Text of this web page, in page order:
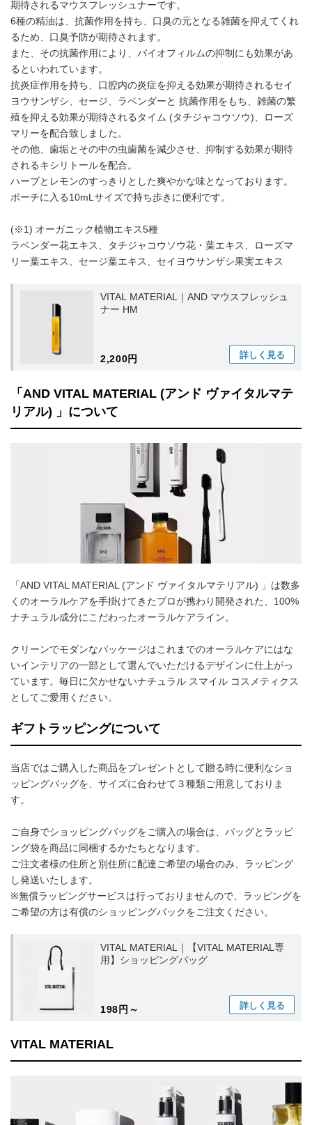
期待されるマウスフレッシュナーです。
6種の精油は、抗菌作用を持ち、口臭の元となる雑菌を抑えてくれ
るため、口臭予防が期待されます。
また、その抗菌作用により、バイオフィルムの抑制にも効果があ
るといわれています。
抗炎症作用を持ち、口腔内の炎症を抑える効果が期待されるセイ
ヨウサンザシ、セージ、ラベンダーと 抗菌作用をもち、雑菌の繁
殖を抑える効果が期待されるタイム (タチジャコウソウ)、ローズ
マリーを配合致しました。
その他、歯垢とその中の虫歯菌を減少させ、抑制する効果が期待
されるキシリトールを配合。
ハーブとレモンのすっきりとした爽やかな味となっております。
ポーチに入る10mLサイズで持ち歩きに便利です。
(※1) オーガニック植物エキス5種
ラベンダー花エキス、タチジャコウソウ花・葉エキス、ローズマ
リー葉エキス、セージ葉エキス、セイヨウサンザシ果実エキス
VITAL MATERIAL｜AND マウスフレッシュ
ナー HM
2,200円 詳しく 見る
「AND VITAL MATERIAL (アンド ヴァイタルマテ
リアル) 」について
「AND VITAL MATERIAL (アンド ヴァイタルマテリアル) 」は数多
くのオーラルケアを手掛けてきたプロが携わり開発された、100%
ナチュラル成分にこだわったオーラルケアライン。
クリーンでモダンなパッケージはこれまでのオーラルケアにはな
いインテリアの一部として選んでいただけるデザインに仕上がっ
ています。毎日に欠かせないナチュラル スマイル コスメティクス
としてご愛用ください。
ギフトラッピングについて
当店ではご購入した商品をプレゼントとして贈る時に便利なショ
ッピングバッグを、サイズに合わせて３種類ご用意しておりま
す。
ご自身でショッピングバッグをご購入の場合は、バッグとラッピ
ング袋を商品に同梱するかたちとなります。
ご注文者様の住所と別住所に配達ご希望の場合のみ、ラッピング
し発送いたします。
※無償ラッピングサービスは行っておりませんので、ラッピングを
ご希望の方は有償のショッピングバックをご注文ください。
VITAL MATERIAL｜【VITAL MATERIAL専
用】ショッピングバッグ
198円～ 詳しく 見る
VITAL MATERIAL